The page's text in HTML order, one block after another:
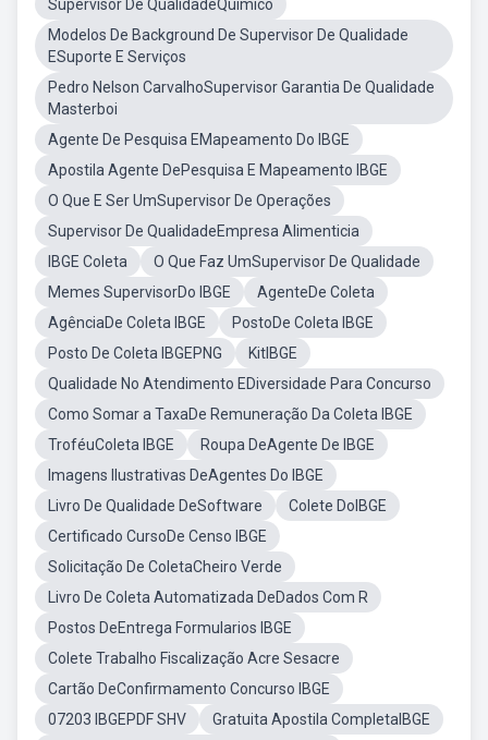
Supervisor De QualidadeQuimico
Modelos De Background De Supervisor De Qualidade
ESuporte E Serviços
Pedro Nelson CarvalhoSupervisor Garantia De Qualidade
Masterboi
Agente De Pesquisa EMapeamento Do IBGE
Apostila Agente DePesquisa E Mapeamento IBGE
O Que E Ser UmSupervisor De Operações
Supervisor De QualidadeEmpresa Alimenticia
IBGE Coleta
O Que Faz UmSupervisor De Qualidade
Memes SupervisorDo IBGE
AgenteDe Coleta
AgênciaDe Coleta IBGE
PostoDe Coleta IBGE
Posto De Coleta IBGEPNG
KitIBGE
Qualidade No Atendimento EDiversidade Para Concurso
Como Somar a TaxaDe Remuneração Da Coleta IBGE
TroféuColeta IBGE
Roupa DeAgente De IBGE
Imagens Ilustrativas DeAgentes Do IBGE
Livro De Qualidade DeSoftware
Colete DoIBGE
Certificado CursoDe Censo IBGE
Solicitação De ColetaCheiro Verde
Livro De Coleta Automatizada DeDados Com R
Postos DeEntrega Formularios IBGE
Colete Trabalho Fiscalização Acre Sesacre
Cartão DeConfirmamento Concurso IBGE
07203 IBGEPDF SHV
Gratuita Apostila CompletaIBGE